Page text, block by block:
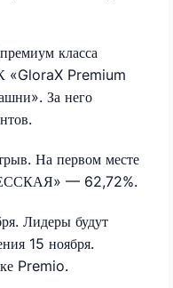
класса
«GloraX Premium
За него
На первом месте
— 62,72%.
Лидеры будут
15 ноября.
Premio.